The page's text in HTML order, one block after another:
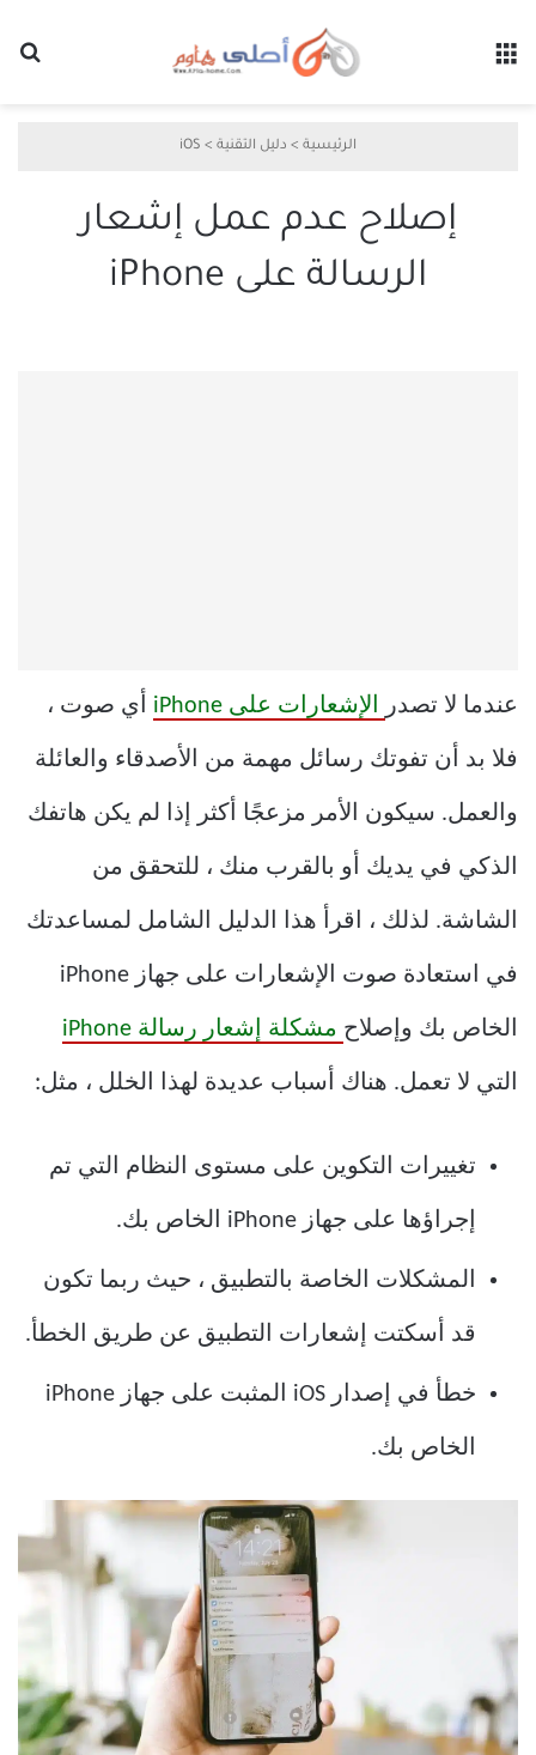
الرئيسية > دليل التقنية >
iOS
إصلاح عدم عمل إشعار
الرسالة على iPhone
عندما لا تصدر الإشعارات على iPhone أي صوت ،
فلا بد أن تفوتك رسائل مهمة من الأصدقاء والعائلة
والعمل. سيكون الأمر مزعجًا أكثر إذا لم يكن هاتفك
الذكي في يديك أو بالقرب منك ، للتحقق من
الشاشة. لذلك ، اقرأ هذا الدليل الشامل لمساعدتك
في استعادة صوت الإشعارات على جهاز iPhone
الخاص بك وإصلاح مشكلة إشعار رسالة iPhone
التي لا تعمل. هناك أسباب عديدة لهذا الخلل ، مثل:
تغييرات التكوين على مستوى النظام التي تم
إجراؤها على جهاز iPhone الخاص بك.
المشكلات الخاصة بالتطبيق ، حيث ربما تكون
قد أسكتت إشعارات التطبيق عن طريق الخطأ.
خطأ في إصدار iOS المثبت على جهاز iPhone
الخاص بك.